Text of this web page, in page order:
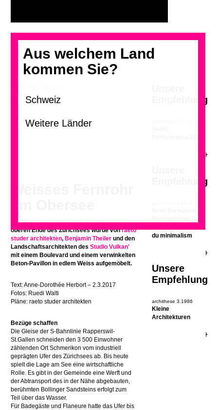
Aus welchem Land
kommen Sie?
Pavillon am See
>
Die Uferpromenade von Schmerikon am
oberen Ende des Zürichsees wurde vonraeto
studer architekten, Benjamin Theiler und den
Landschaftsarchitekten desStudio Vulkan'
mit einem Boulevard und einem verwinkelten
Beton-Pavillon in edlem Weiss aufgemöbelt.
Text: Anne-Dorothée Herbort – 2.3.2017
Fotos: Ruedi Walti
Pläne: raeto studer architekten
Bezüge schaffen
Die Gleise der S-Bahnlinie Rapperswil-
St.Gallen schneiden den 3 500 Einwohner
zählenden Ort Schmerikon vom industriell
geprägten Ufer des Zürichsees ab. Bis heute
spielt die Lage am See eine wirtschaftliche
Rolle. Es gibt in der Gemeinde eine Werft und
der Abtransport des in der Nähe abgebauten,
berühmten Bollinger Sandsteins erfolgt zum
Teil über das Wasser.
Für Badegäste und Flaneure hatte das Ufer bis
Empfehlung
Empfehlung
du minimalism
Unsere
Empfehlung
archithese 3.1986
Kleine
Architekturen